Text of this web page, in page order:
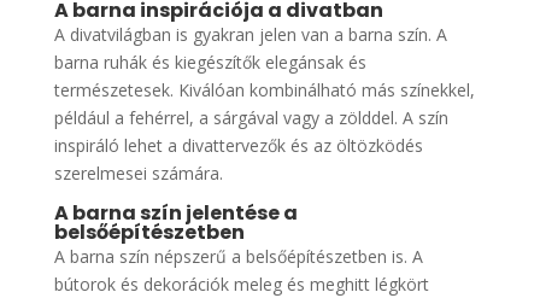
A barna inspirációja a divatban
A divatvilágban is gyakran jelen van a barna szín. A
barna ruhák és kiegészítők elegánsak és
természetesek. Kiválóan kombinálható más színekkel,
például a fehérrel, a sárgával vagy a zölddel. A szín
inspiráló lehet a divattervezők és az öltözködés
szerelmesei számára.
A barna szín jelentése a
belsőépítészetben
A barna szín népszerű a belsőépítészetben is. A
bútorok és dekorációk meleg és meghitt légkört